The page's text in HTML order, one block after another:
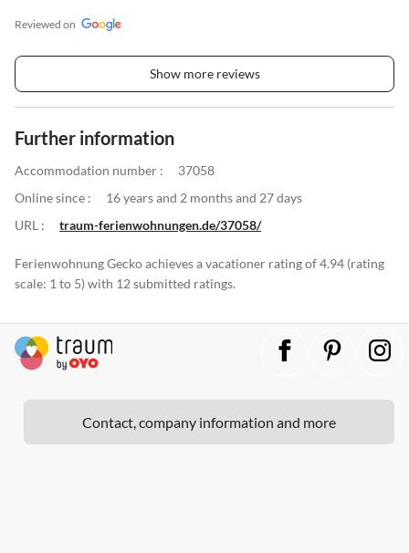
Reviewed on
Show more reviews
Further information
Accommodation number :
37058
Online since :
16 years and 2 months and 27 days
URL :
traum-ferienwohnungen.de/37058/
Ferienwohnung Gecko achieves a vacationer rating of 4.94 (rating
scale: 1 to 5) with 12 submitted ratings.
Contact, company information and more